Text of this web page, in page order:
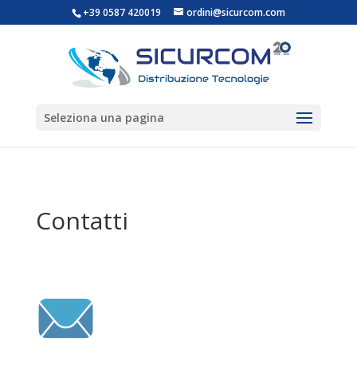
+39 0587 420019 ordini@sicurcom.com
Seleziona una pagina
Contatti